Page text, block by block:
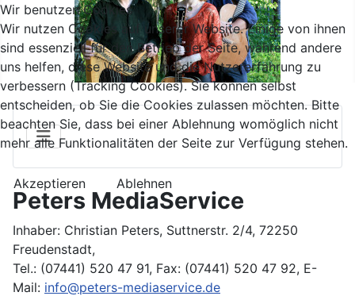
Peters MediaService
Inhaber: Christian Peters, Suttnerstr. 2/4, 72250
Freudenstadt,
Tel.: (07441) 520 47 91, Fax: (07441) 520 47 92, E-
Mail: info@peters-mediaservice.de
Wir benutzen Cookies
Wir nutzen Cookies auf unserer Website. Einige von ihnen
sind essenziell für den Betrieb der Seite, während andere
uns helfen, diese Website und die Nutzererfahrung zu
verbessern (Tracking Cookies). Sie können selbst
entscheiden, ob Sie die Cookies zulassen möchten. Bitte
beachten Sie, dass bei einer Ablehnung womöglich nicht
mehr alle Funktionalitäten der Seite zur Verfügung stehen.
Akzeptieren Ablehnen